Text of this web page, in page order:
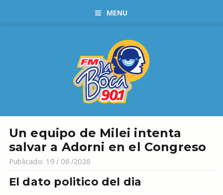
MENU
Un equipo de Milei intenta
salvar a Adorni en el Congreso
Publicado: 19 / 06 /2026
El dato politico del dia